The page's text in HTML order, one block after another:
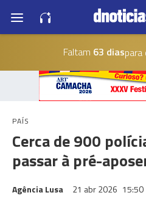
Faltam 63 diaspara
PAÍS
Cerca de 900
passar à pré-
Agência Lusa 21 abr 2026 15:50